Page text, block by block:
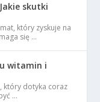
skutki
który zyskuje na
się …
witamin i
który dotyka coraz
…